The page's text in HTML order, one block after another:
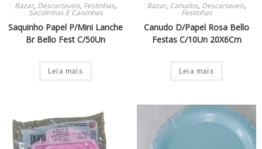
Bazar, Descartaveis, Festinhas,
Sacolinhas E Caixinhas
Saquinho Papel P/Mini Lanche
Br Bello Fest C/50Un
Leia mais
Bazar, Canudos, Descartaveis,
Festinhas
Canudo D/Papel Rosa Bello
Festas C/10Un 20X6Cm
Leia mais